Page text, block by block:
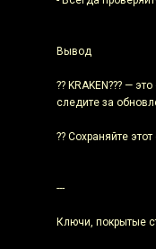
Вывод
?? KRAKEN??? —
следите за
?? Сохраняйте
---
Ключи, покрытые